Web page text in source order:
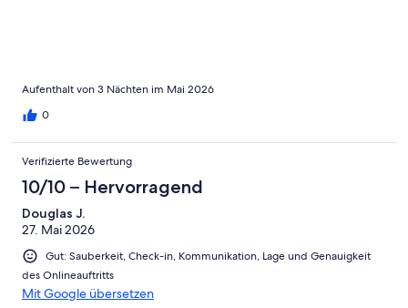
Aufenthalt von 3 Nächten im Mai 2026
0
Verifizierte Bewertung
10/10 – Hervorragend
Douglas J.
27. Mai 2026
Gut: Sauberkeit, Check-in, Kommunikation, Lage und Genauigkeit
des Onlineauftritts
Mit Google übersetzen